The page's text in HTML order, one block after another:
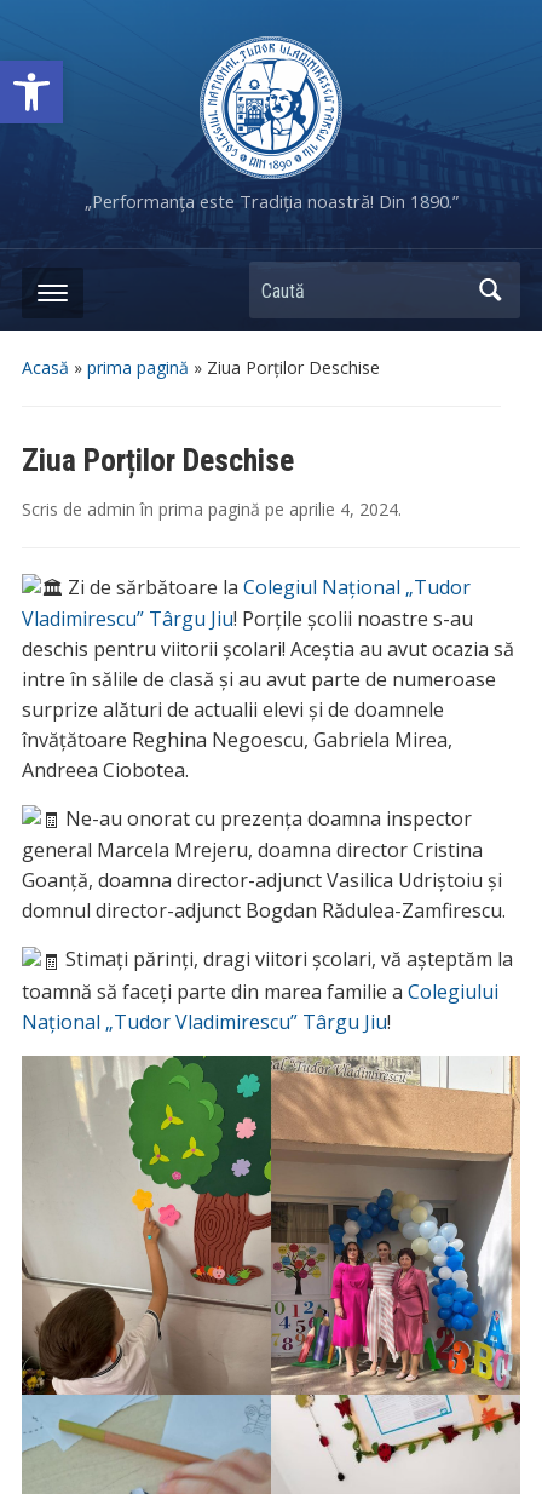
Deschide bara de unelte
„Performanța este Tradiția noastră! Din 1890.”
Caută
Acasă » prima pagină » Ziua Porților Deschise
Ziua Porților Deschise
Scris de admin în prima pagină pe aprilie 4, 2024.
Zi de sărbătoare la Colegiul Național „Tudor
Vladimirescu” Târgu Jiu! Porțile școlii noastre s-au
deschis pentru viitorii școlari! Aceștia au avut ocazia să
intre în sălile de clasă și au avut parte de numeroase
surprize alături de actualii elevi și de doamnele
învățătoare Reghina Negoescu, Gabriela Mirea,
Andreea Ciobotea.
Ne-au onorat cu prezența doamna inspector
general Marcela Mrejeru, doamna director Cristina
Goanță, doamna director-adjunct Vasilica Udriștoiu și
domnul director-adjunct Bogdan Rădulea-Zamfirescu.
Stimați părinți, dragi viitori școlari, vă așteptăm la
toamnă să faceți parte din marea familie a Colegiului
Național „Tudor Vladimirescu” Târgu Jiu!